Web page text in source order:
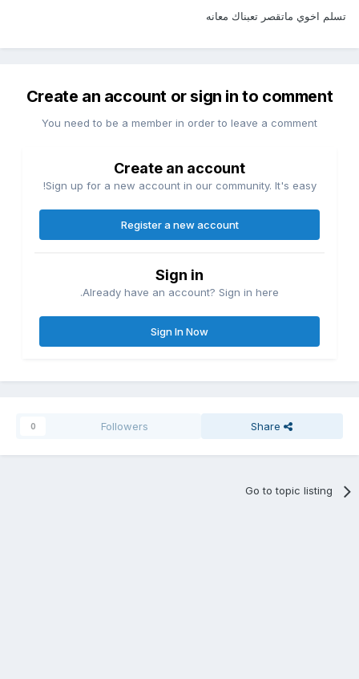
تسلم اخوي ماتقصر تعبناك معانه
Create an account or sign in to comment
You need to be a member in order to leave a comment
Create an account
Sign up for a new account in our community. It's easy!
Register a new account
Sign in
Already have an account? Sign in here.
Sign In Now
Share
Followers
0
Go to topic listing